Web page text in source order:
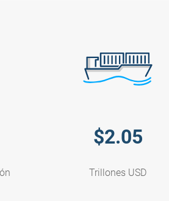
$2.05
Trillones USD